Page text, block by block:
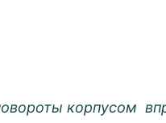
корпусом